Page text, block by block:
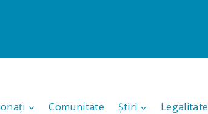
Comunitate Știri Legalitate